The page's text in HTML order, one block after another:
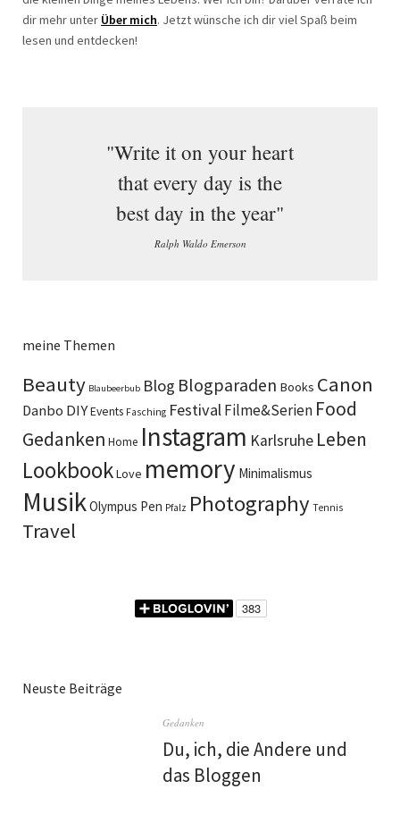
dir mehr unter Über mich. Jetzt wünsche ich dir viel Spaß beim
lesen und entdecken!
"Write it on your heart
that every day is the
best day in the year"
Ralph Waldo Emerson
meine Themen
Beauty Blaubeerbub Blog Blogparaden Books Canon
Danbo DIYEvents Fasching FestivalFilme&Serien Food
Gedanken Home Instagram Karlsruhe Leben
LookbookLove memory Minimalismus
MusikOlympus Pen Pfalz Photography Tennis
Travel
Neuste Beiträge
Gedanken
Du, ich, die Andere und
das Bloggen